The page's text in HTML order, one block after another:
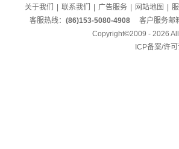
关于我们 联系我们 广告服务 网站地图
客服热线： (86)153-5080-4908
客户服务邮
Copyright©2009 - 2026
ICP备案/许